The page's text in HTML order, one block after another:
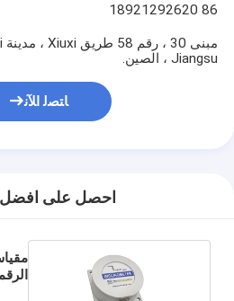
86 18921292620
Jiangsu ، الصين.
ﺎﺘﺼﻟ ﺍﻶﻧ
احصل على